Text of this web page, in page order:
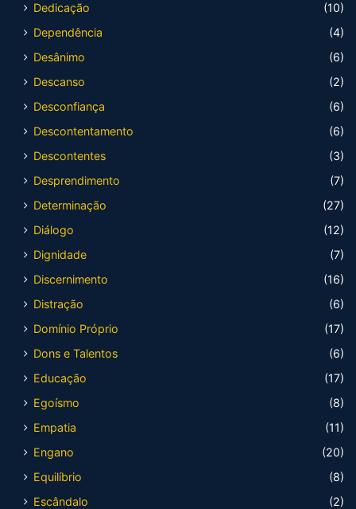
Dedicação
(10)
Dependência
(4)
Desânimo
(6)
Descanso
(2)
Desconfiança
(6)
Descontentamento
(6)
Descontentes
(3)
Desprendimento
(7)
Determinação
(27)
Diálogo
(12)
Dignidade
(7)
Discernimento
(16)
Distração
(6)
Domínio Próprio
(17)
Dons e Talentos
(6)
Educação
(17)
Egoísmo
(8)
Empatia
(11)
Engano
(20)
Equilíbrio
(8)
Escândalo
(2)